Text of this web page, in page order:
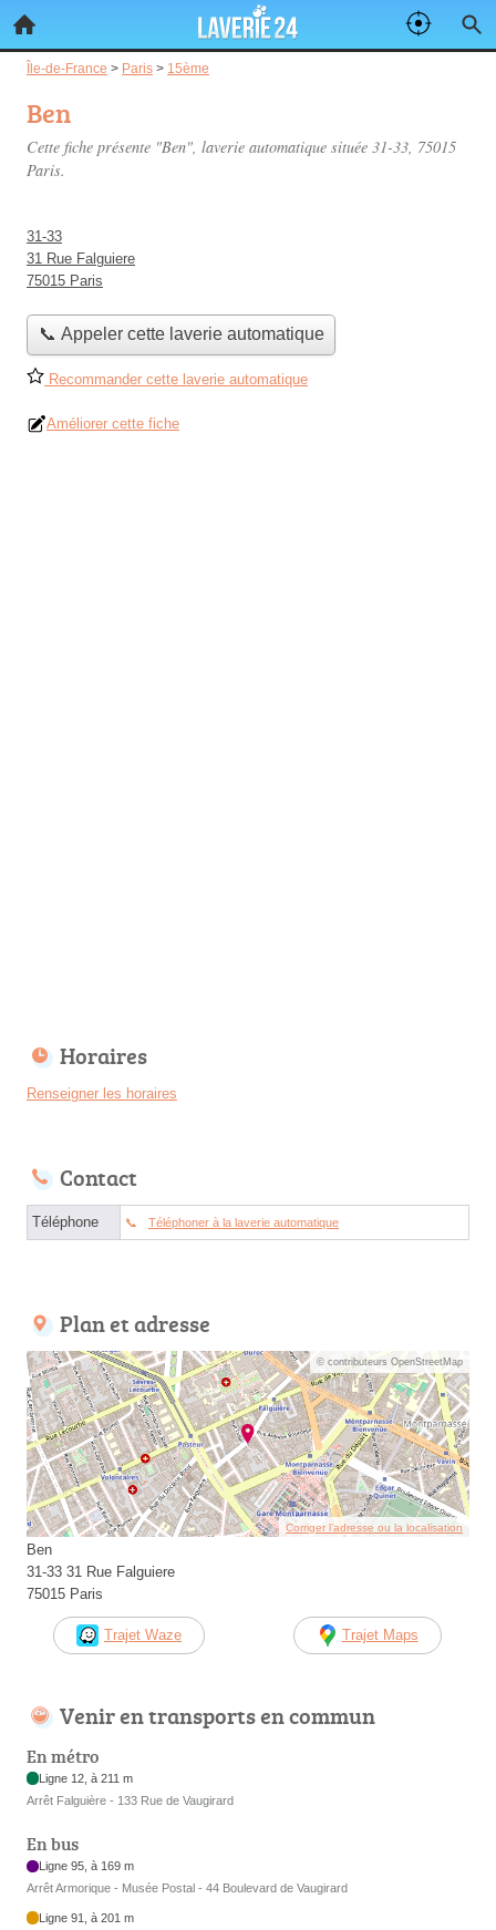
Île-de-France > Paris > 15ème
Ben
Cette fiche présente "Ben", laverie automatique située 31-33, 75015
Paris.
31-33
31 Rue Falguiere
75015 Paris
📞 Appeler cette laverie automatique
Recommander cette laverie automatique
Améliorer cette fiche
Horaires
Renseigner les horaires
Contact
Téléphone Téléphoner à la laverie automatique
Plan et adresse
© contributeurs OpenStreetMap
Corriger l’adresse ou la localisation
Ben
31-33 31 Rue Falguiere
75015 Paris
Trajet Waze Trajet Maps
Venir en transports en commun
En métro
Ligne 12, à 211 m
Arrêt Falguière - 133 Rue de Vaugirard
En bus
Ligne 95, à 169 m
Arrêt Armorique - Musée Postal - 44 Boulevard de Vaugirard
Ligne 91, à 201 m